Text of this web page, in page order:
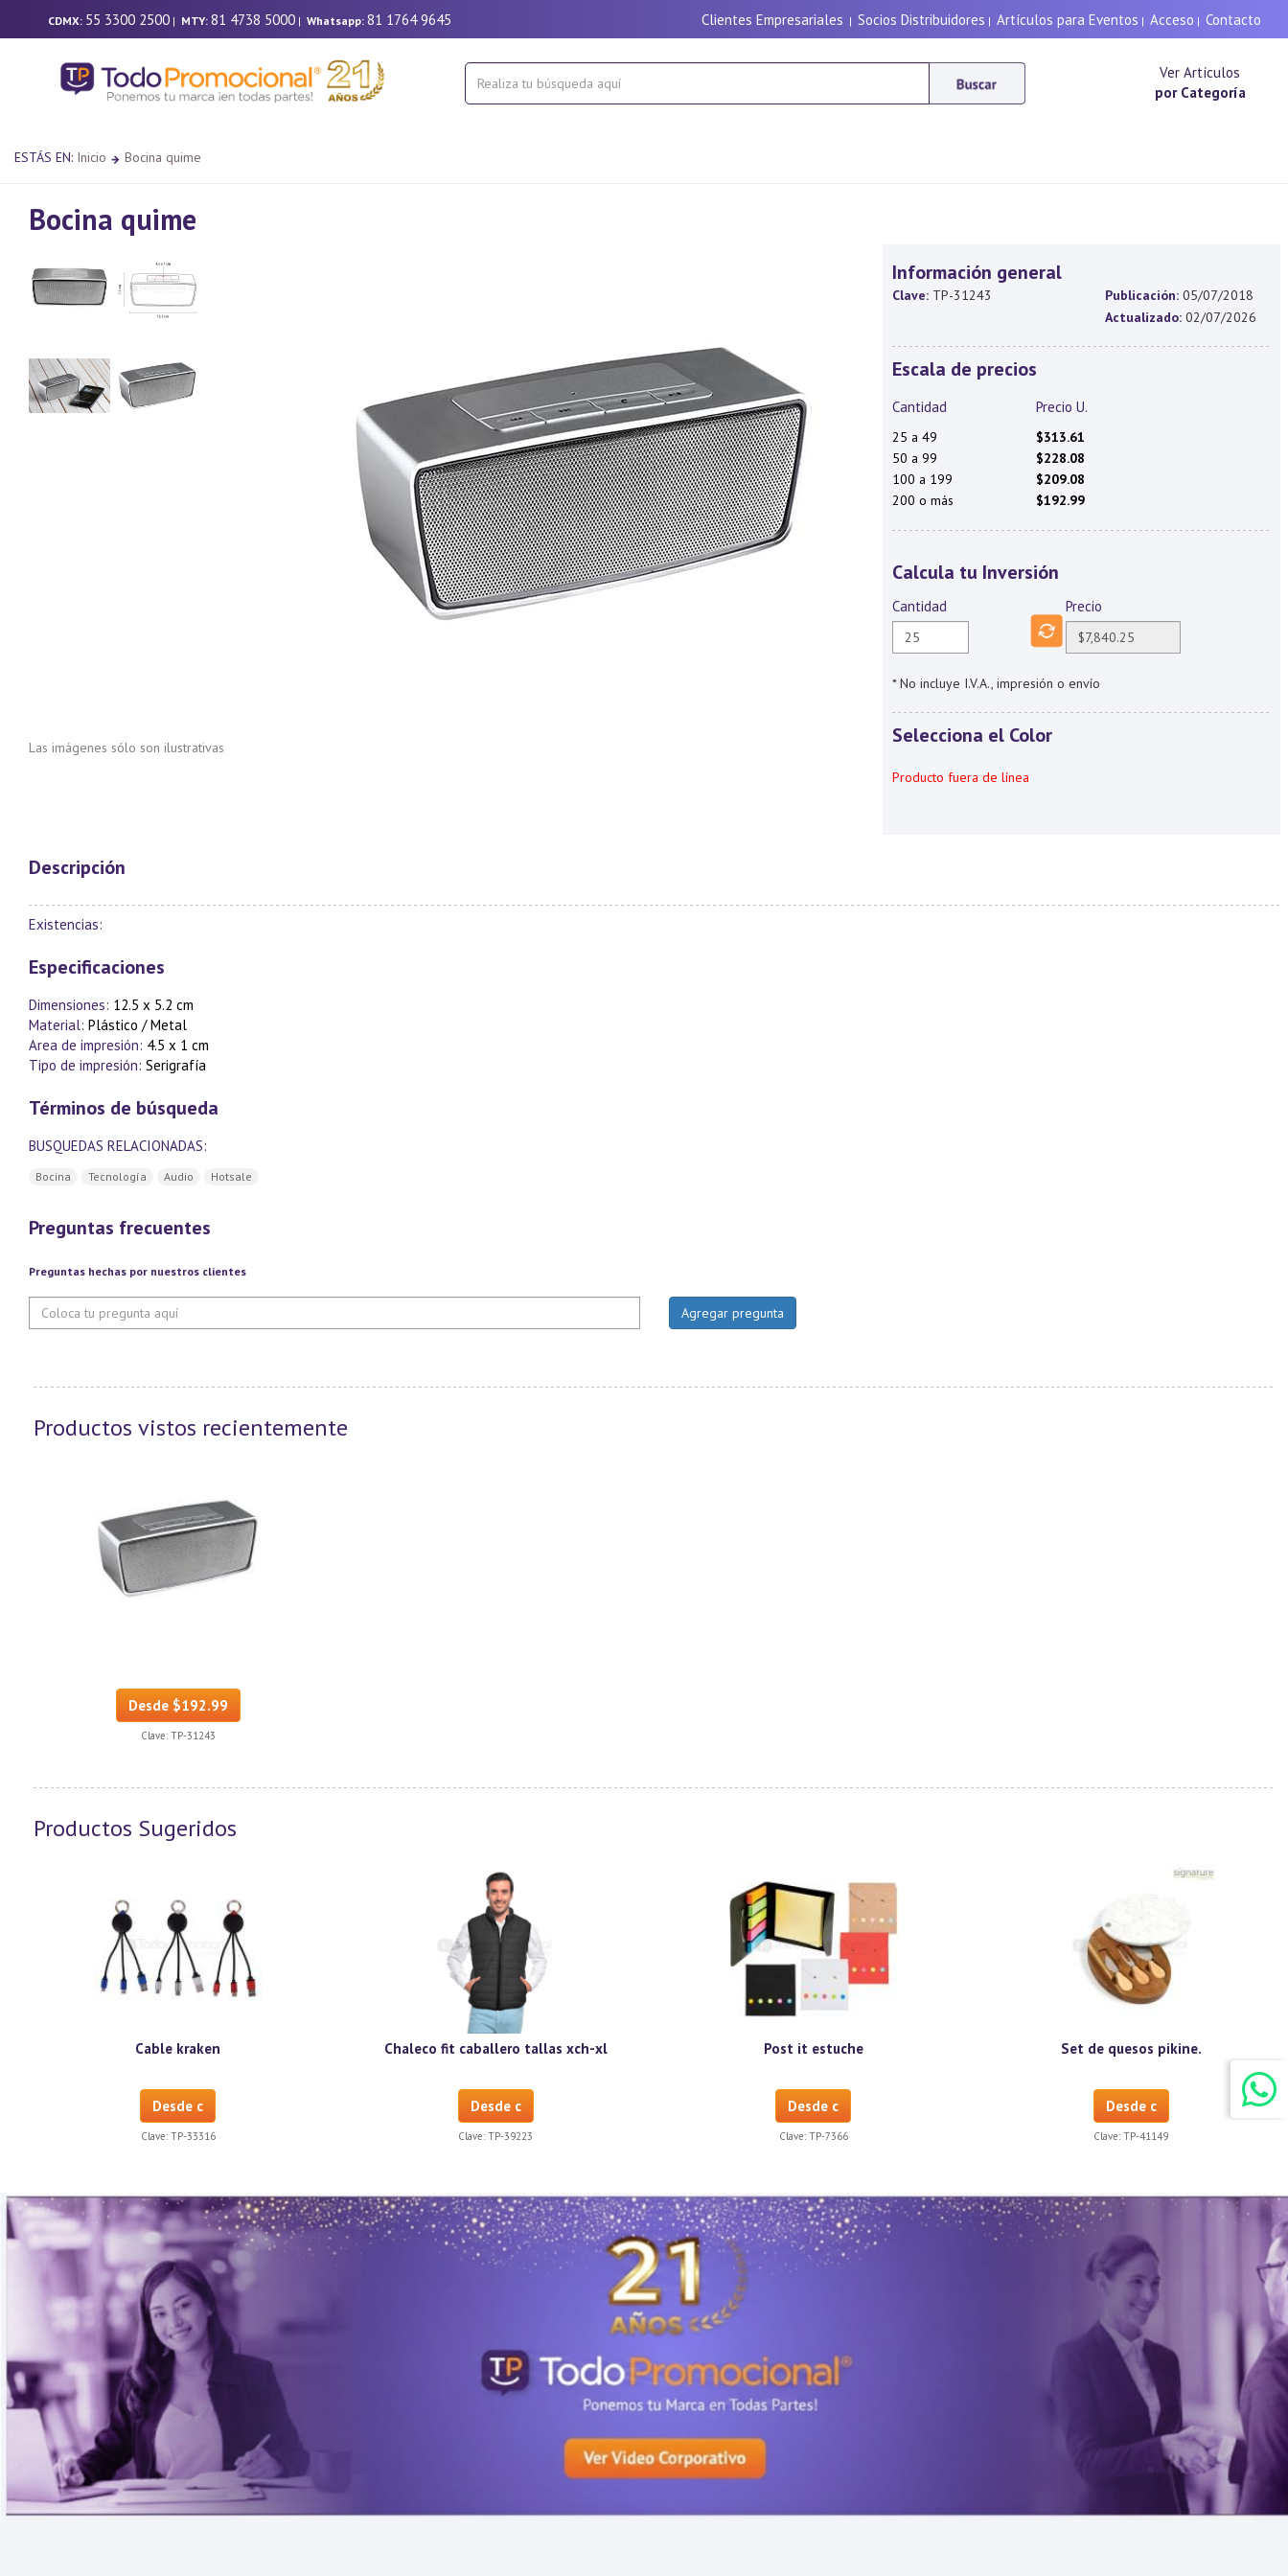
CDMX: 55 3300 2500 | MTY: 81 4738 5000 | Whatsapp: 81 1764 9645 Clientes Empresariales | Socios Distribuidores | Artículos para Eventos | Acceso | Contacto
Ver Artículos
por Categoría
ESTÁS EN: Inicio Bocina quime
Bocina quime
Las imágenes sólo son ilustrativas
Información general
Clave: TP-31243 Publicación: 05/07/2018
Actualizado: 02/07/2026
Escala de precios
Cantidad Precio U.
25 a 49
$313.61
50 a 99
$228.08
100 a 199
$209.08
200 o más
$192.99
Calcula tu Inversión
Cantidad Precio
* No incluye I.V.A., impresión o envío
Selecciona el Color
Producto fuera de línea
Descripción
Existencias:
Especificaciones
Dimensiones: 12.5 x 5.2 cm
Material: Plástico / Metal
Area de impresión: 4.5 x 1 cm
Tipo de impresión: Serigrafía
Términos de búsqueda
BUSQUEDAS RELACIONADAS:
Bocina Tecnología Audio Hotsale
Preguntas frecuentes
Preguntas hechas por nuestros clientes
Productos vistos recientemente
Desde $192.99
Clave: TP-31243
Productos Sugeridos
Cable kraken
Desde c
Clave: TP-33316
Chaleco fit caballero tallas xch-xl
Desde c
Clave:TP-39223
Post it estuche
Desde c
Clave: TP-7366
Set de quesos pikine.
Desde c
Clave:TP-41149